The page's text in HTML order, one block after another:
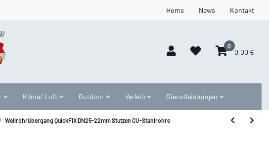
Home News Kontakt
0
0,00 €
Klima/ Luft Outdoor Verleih Dienstleistungen
Wellrohrübergang QuickFIX DN25-22mm Stutzen CU-Stahlrohre